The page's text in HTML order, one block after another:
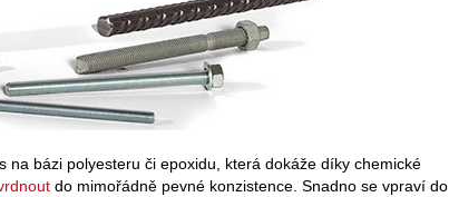
na bázi polyesteru či epoxidu, která dokáže díky chemické
do mimořádně pevné konzistence. Snadno se vpraví do